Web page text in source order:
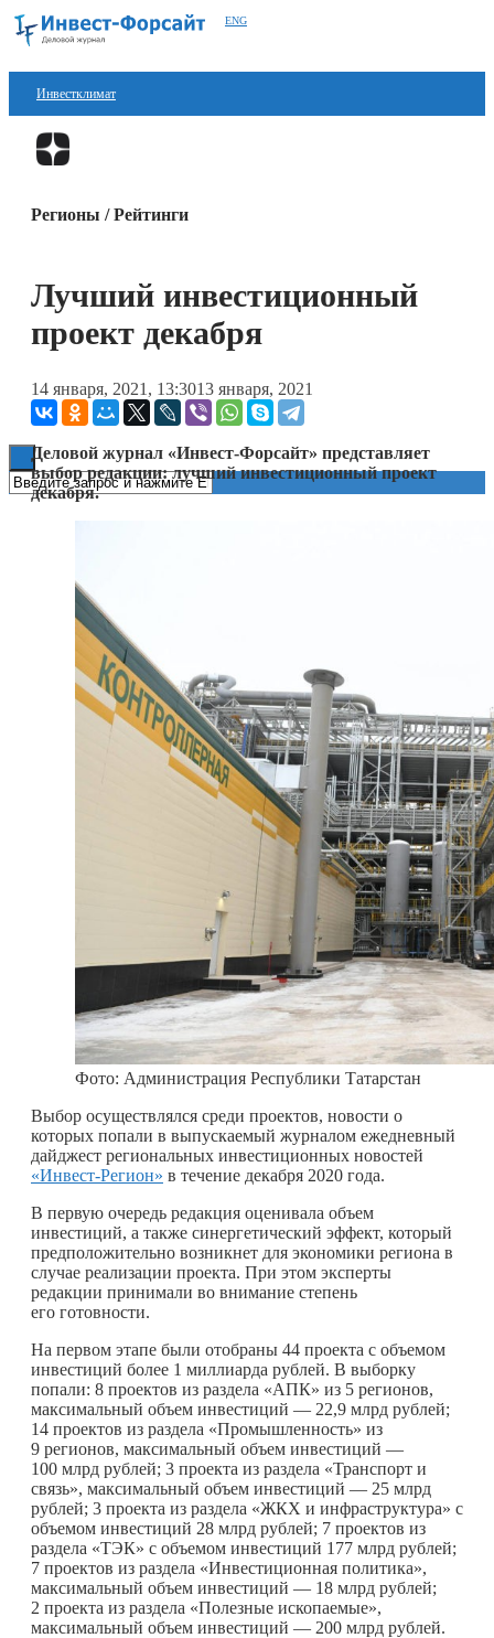
ENG
Инвестклимат
Финансы
Технологии
Книги
Регионы / Рейтинги
Лучший инвестиционный
проект декабря
14 января, 2021, 13:3013 января, 2021
Деловой журнал «Инвест-Форсайт» представляет
выбор редакции: лучший инвестиционный проект
декабря.
Фото: Администрация Республики Татарстан
Выбор осуществлялся среди проектов, новости о
которых попали в выпускаемый журналом ежедневный
дайджест региональных инвестиционных новостей
«Инвест-Регион» в течение декабря 2020 года.
В первую очередь редакция оценивала объем
инвестиций, а также синергетический эффект, который
предположительно возникнет для экономики региона в
случае реализации проекта. При этом эксперты
редакции принимали во внимание степень
его готовности.
На первом этапе были отобраны 44 проекта с объемом
инвестиций более 1 миллиарда рублей. В выборку
попали: 8 проектов из раздела «АПК» из 5 регионов,
максимальный объем инвестиций — 22,9 млрд рублей;
14 проектов из раздела «Промышленность» из
9 регионов, максимальный объем инвестиций —
100 млрд рублей; 3 проекта из раздела «Транспорт и
связь», максимальный объем инвестиций — 25 млрд
рублей; 3 проекта из раздела «ЖКХ и инфраструктура» с
объемом инвестиций 28 млрд рублей; 7 проектов из
раздела «ТЭК» с объемом инвестиций 177 млрд рублей;
7 проектов из раздела «Инвестиционная политика»,
максимальный объем инвестиций — 18 млрд рублей;
2 проекта из раздела «Полезные ископаемые»,
максимальный объем инвестиций — 200 млрд рублей.